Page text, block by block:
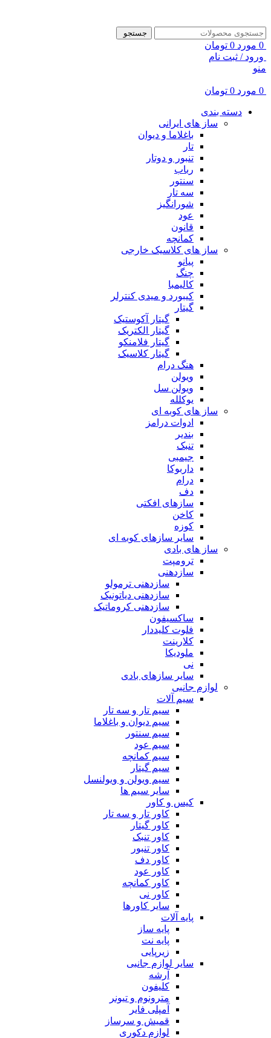
جستجو
0 مورد 0 تومان
ورود / ثبت نام
منو
0 مورد 0 تومان
دسته بندی
ساز های ایرانی
باغلاما و دیوان
تار
تنبور و دوتار
رباب
سنتور
سه تار
شورانگیز
عود
قانون
کمانچه
ساز های کلاسیک خارجی
پیانو
چنگ
کالیمبا
کیبورد و میدی کنترلر
گیتار
گیتار آکوستیک
گیتار الکتریک
گیتار فلامنکو
گیتار کلاسیک
هنگ درام
ویولن
ویولن سل
یوکلله
ساز های کوبه ای
ادوات درامز
بندیر
تنبک
جیمبی
داربوکا
درام
دف
سازهای افکتی
کاخن
کوزه
سایر سازهای کوبه ای
ساز های بادی
ترومپت
سازدهنی
سازدهنی ترمولو
سازدهنی دیاتونیک
سازدهنی کروماتیک
ساکسیفون
فلوت کلیددار
کلارینت
ملودیکا
نی
سایر سازهای بادی
لوازم جانبی
سیم آلات
سیم تار و سه تار
سیم دیوان و باغلاما
سیم سنتور
سیم عود
سیم کمانچه
سیم گیتار
سیم ویولن و ویولنسل
سایر سیم ها
کیس و کاور
کاور تار و سه تار
کاور گیتار
کاور تنبک
کاور تنبور
کاور دف
کاور عود
کاور کمانچه
کاور نی
سایر کاورها
پایه آلات
پایه ساز
پایه نت
زیرپایی
سایر لوازم جانبی
آرشه
کلیفون
مترونوم و تیونر
آمپلی فایر
قمیش و سرساز
لوازم دکوری